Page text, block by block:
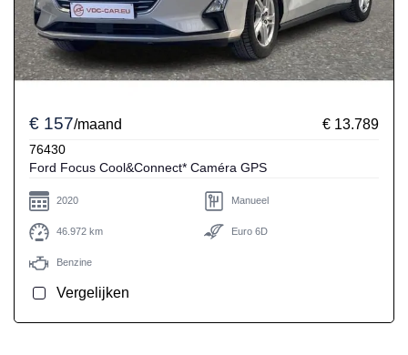
€ 157/maand € 13.789
76430
Ford Focus Cool&Connect* Caméra GPS
2020 Manueel
46.972 km Euro 6D
Benzine
Vergelijken